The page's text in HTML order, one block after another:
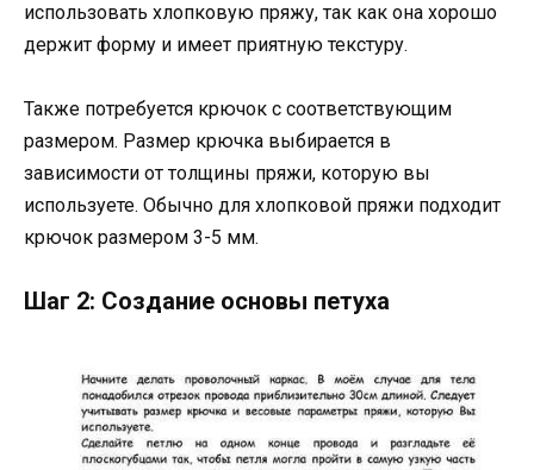
использовать хлопковую пряжу, так как она хорошо
держит форму и имеет приятную текстуру.
Также потребуется крючок с соответствующим
размером. Размер крючка выбирается в
зависимости от толщины пряжи, которую вы
используете. Обычно для хлопковой пряжи подходит
крючок размером 3-5 мм.
Шаг 2: Создание основы петуха